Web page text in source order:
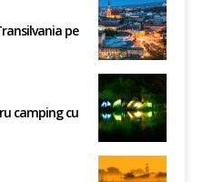
pe
camping cu